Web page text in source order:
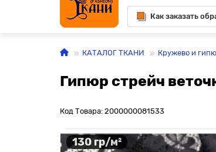
Как заказать
КАТАЛОГ ТКАНИ Кружево и
Гипюр стрейч
Код Товара: 2000000081533
130 гр/м²